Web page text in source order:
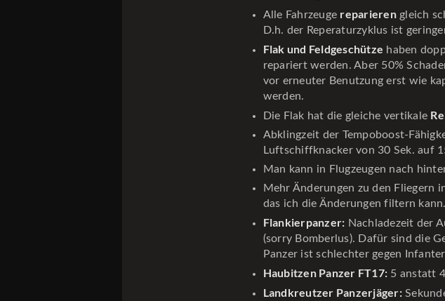
Alle Fahrzeuge reparierengleich
D.h. der Reperaturzyklus ist
Flak und Feldgeschütze haben
repariert werden. Aber 50%
vor erneuter Benutzung erst wie
werden.
Die Flak hat die gleiche vertikale
Abklingzeit der Tempoboost-
Luftschiffknacker von 30 Sek. auf
Man kann in Flugzeugen nach
Mehr Änderungen zu den Fliegern
das ich die Änderungen filtern kann.
Flankierpanzer: Nachladezeit der
(sorry Bomberlus). Dafür sind die
Panzer ist schlechter gegen
Haubitzen Panzer FT17: 5 anstatt
Landkreutzer Panzerjäger: